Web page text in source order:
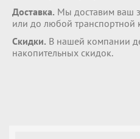
Доставка. Мы доставим ваш
или до любой транспортной
Скидки. В нашей компании
накопительных скидок.